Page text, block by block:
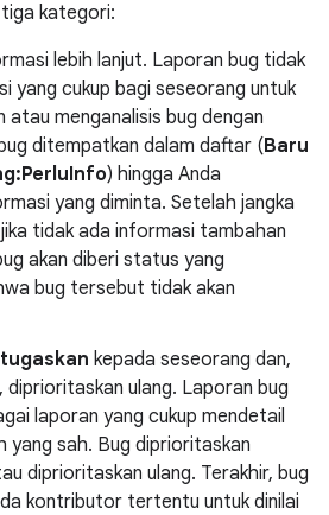
kategori:
lebih lanjut. Laporan bug tidak
yang cukup bagi seseorang untuk
atau menganalisis bug dengan
ditempatkan dalam daftar (Baru
) hingga Anda
yang diminta. Setelah jangka
tidak ada informasi tambahan
akan diberi status yang
bug tersebut tidak akan
kepada seseorang dan,
ulang. Laporan bug
laporan yang cukup mendetail
yang sah. Bug diprioritaskan
diprioritaskan ulang. Terakhir, bug
kontributor tertentu untuk dinilai